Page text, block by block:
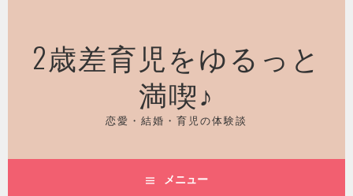
ッ
2歳差育児をゆるっと
満喫♪
恋愛・結婚・育児の体験談
メニュー